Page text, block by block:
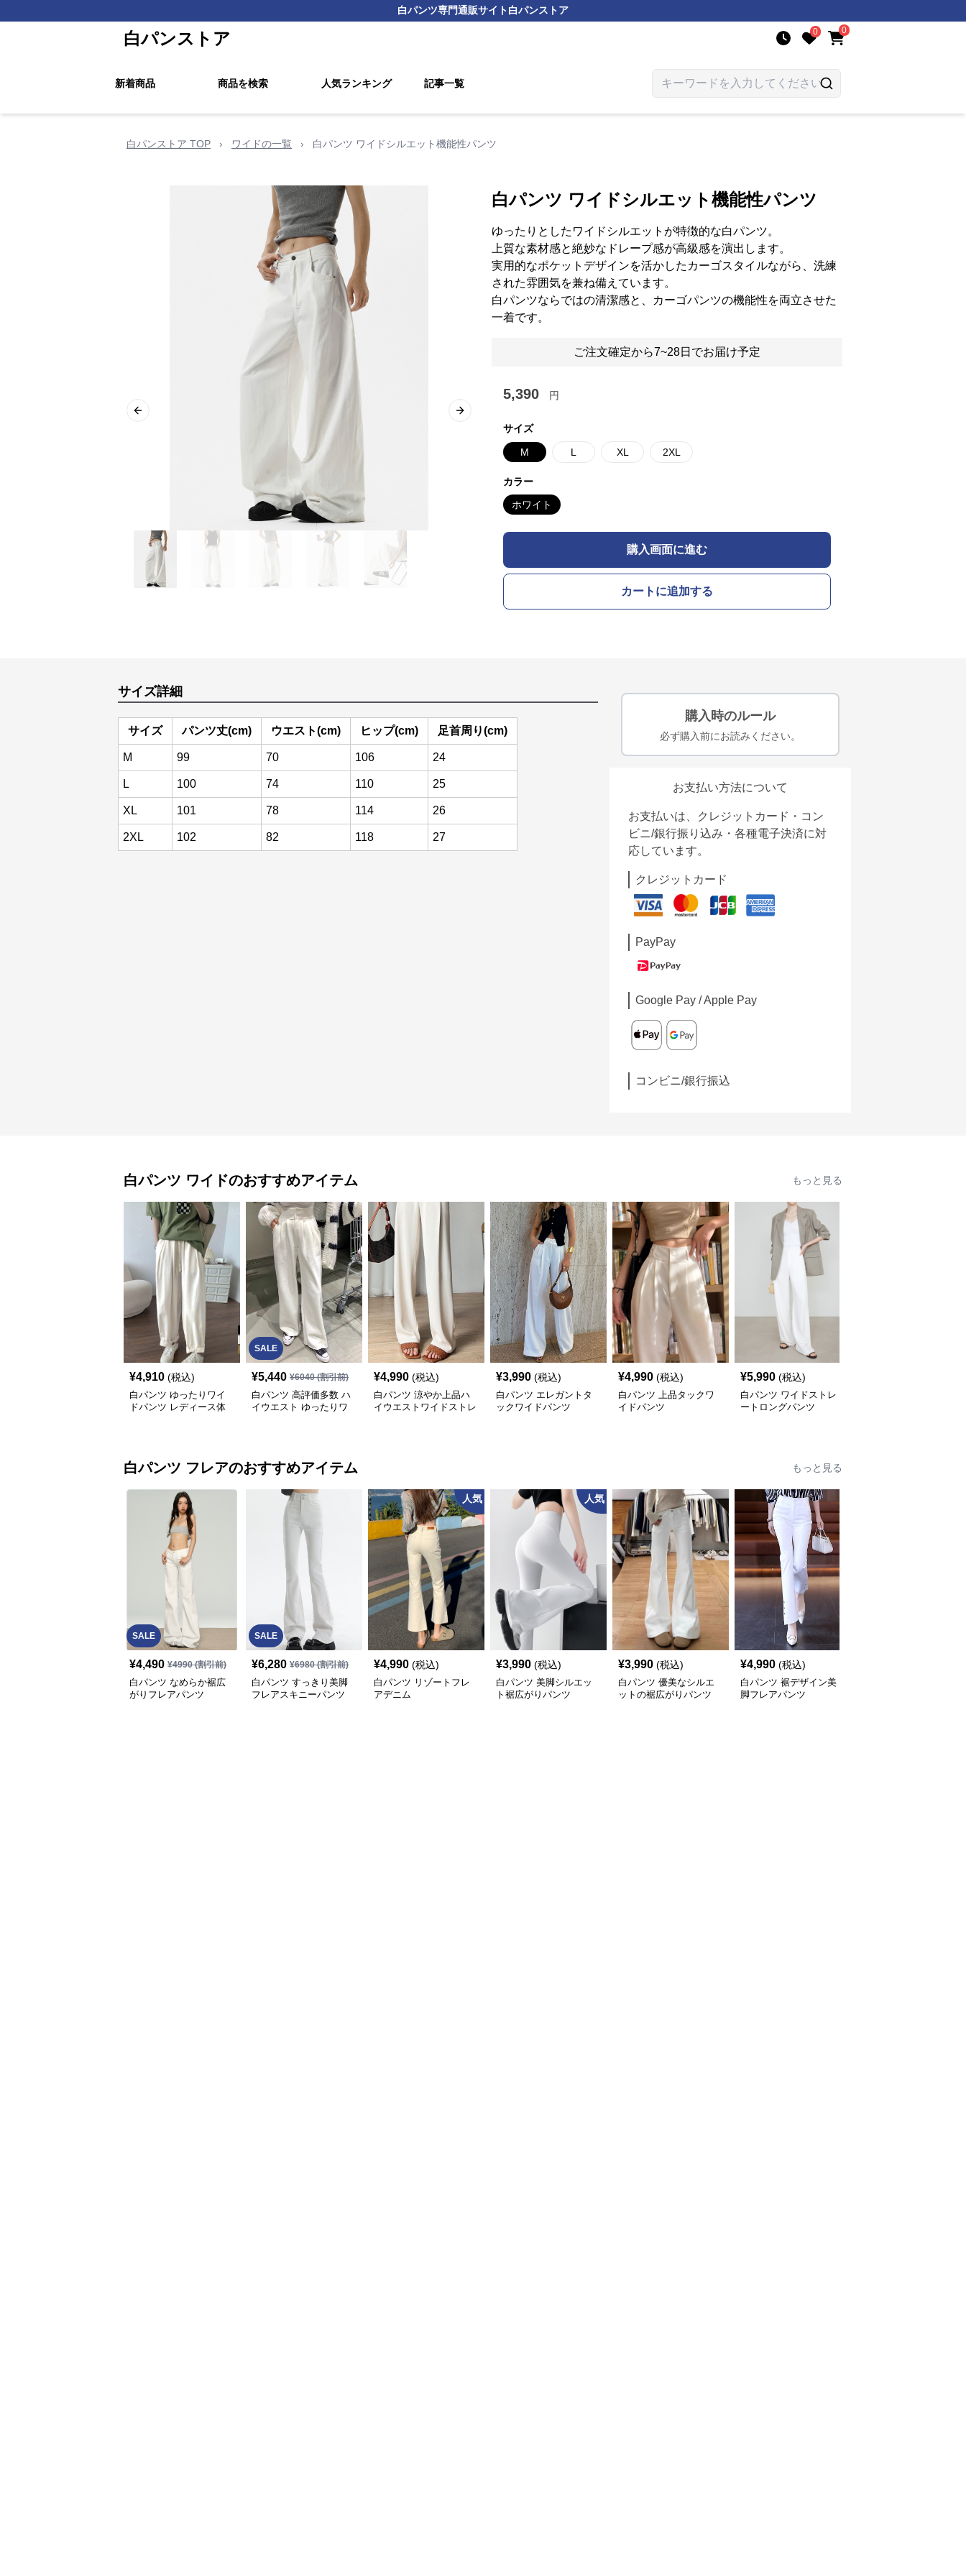
白パンツ専門通販サイト白パンストア
白パンストア 0 0
新着商品 商品を検索 人気ランキング 記事一覧
白パンストア TOP › ワイドの一覧 › 白パンツ ワイドシルエット機能性パンツ
Previous slide Next slide
白パンツ ワイドシルエット機能性パンツ
ゆったりとしたワイドシルエットが特徴的な白パンツ。
上質な素材感と絶妙なドレープ感が高級感を演出します。
実用的なポケットデザインを活かしたカーゴスタイルながら、洗練
された雰囲気を兼ね備えています。
白パンツならではの清潔感と、カーゴパンツの機能性を両立させた
一着です。
ご注文確定から7~28日でお届け予定
5,390 円
サイズ
M L XL 2XL
カラー
ホワイト
購入画面に進む
カートに追加する
サイズ詳細
サイズ パンツ丈(cm) ウエスト(cm) ヒップ(cm) 足首周り(cm)
M 99 70 106 24
L 100 74 110 25
XL 101 78 114 26
2XL 102 82 118 27
購入時のルール
必ず購入前にお読みください。
お支払い方法について
お支払いは、クレジットカード・コン
ビニ/銀行振り込み・各種電子決済に対
応しています。
クレジットカード
PayPay
Google Pay / Apple Pay
コンビニ/銀行振込
白パンツ ワイドのおすすめアイテム もっと見る
¥4,910 (税込)
白パンツ ゆったりワイ
ドパンツ レディース体
SALE
¥5,440 ¥6040(割引前)
白パンツ 高評価多数 ハ
イウエスト ゆったりワ
¥4,990 (税込)
白パンツ 涼やか上品ハ
イウエストワイドストレ
¥3,990 (税込)
白パンツ エレガントタ
ックワイドパンツ
¥4,990 (税込)
白パンツ 上品タックワ
イドパンツ
¥5,990 (税込)
白パンツ ワイドストレ
ートロングパンツ
白パンツ フレアのおすすめアイテム もっと見る
SALE
¥4,490 ¥4990(割引前)
白パンツ なめらか裾広
がりフレアパンツ
SALE
¥6,280 ¥6980(割引前)
白パンツ すっきり美脚
フレアスキニーパンツ
人気
¥4,990 (税込)
白パンツ リゾートフレ
アデニム
人気
¥3,990 (税込)
白パンツ 美脚シルエッ
ト裾広がりパンツ
¥3,990 (税込)
白パンツ 優美なシルエ
ットの裾広がりパンツ
¥4,990 (税込)
白パンツ 裾デザイン美
脚フレアパンツ